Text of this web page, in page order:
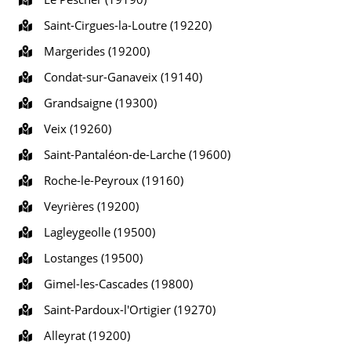
Saint-Cirgues-la-Loutre (19220)
Margerides (19200)
Condat-sur-Ganaveix (19140)
Grandsaigne (19300)
Veix (19260)
Saint-Pantaléon-de-Larche (19600)
Roche-le-Peyroux (19160)
Veyrières (19200)
Lagleygeolle (19500)
Lostanges (19500)
Gimel-les-Cascades (19800)
Saint-Pardoux-l'Ortigier (19270)
Alleyrat (19200)